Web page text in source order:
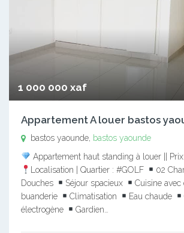
1 000 000 xaf
Appartement A louer bastos
bastos yaounde, bastos yaounde
Appartement haut standing à louer ||
Localisation | Quartier : #GOLF
02
Douches
Séjour spacieux
Cuisine avec
buanderie
Climatisation Eau chaude
électrogène
Gardien…